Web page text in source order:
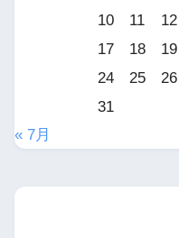
10
11 12
17
18 19
24
25 26
31
« 7月